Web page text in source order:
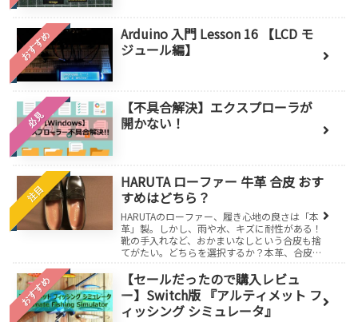
おすすめ
Arduino 入門 Lesson 16 【LCD モ
ジュール編】
必見
【不具合解決】エクスプローラが
開かない！
注目
HARUTA ローファー 牛革 合皮 おす
すめはどちら？
HARUTAのローファー、履き心地の良さは「本
革」製。しかし、雨や水、キズに耐性がある！
靴の手入れなど、おかまいなしという合皮も捨
てがたい。どちらを選択するか？本革、合皮を
す。
おすすめ
【セールだったので購入レビュ
ー】Switch版 『アルティメット フ
ィッシング シミュレータ』